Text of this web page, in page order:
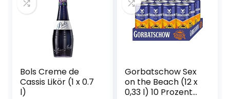
Bols Creme de
Cassis Likör (1 x 0.7
l)
Gorbatschow Sex
on the Beach (12 x
0,33 l) 10 Prozent